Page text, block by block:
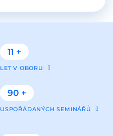
11 +
LET V OBORU
90 +
USPOŘÁDANÝCH SEMINÁŘŮ